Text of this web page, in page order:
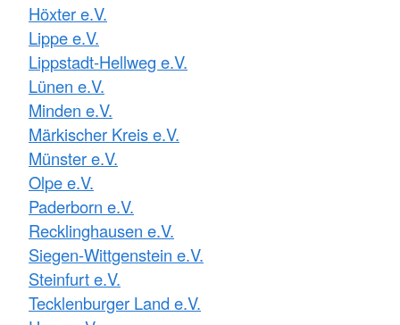
Höxter e.V.
Lippe e.V.
Lippstadt-Hellweg e.V.
Lünen e.V.
Minden e.V.
Märkischer Kreis e.V.
Münster e.V.
Olpe e.V.
Paderborn e.V.
Recklinghausen e.V.
Siegen-Wittgenstein e.V.
Steinfurt e.V.
Tecklenburger Land e.V.